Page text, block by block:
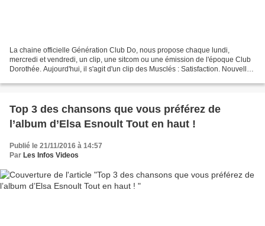
La chaine officielle Génération Club Do, nous propose chaque lundi,
mercredi et vendredi, un clip, une sitcom ou une émission de l'époque Club
Dorothée. Aujourd'hui, il s'agit d'un clip des Musclés : Satisfaction. Nouvelle
Top 3 des chansons que vous préférez de
l’album d’Elsa Esnoult Tout en haut !
Publié le 21/11/2016 à 14:57
Par Les Infos Videos